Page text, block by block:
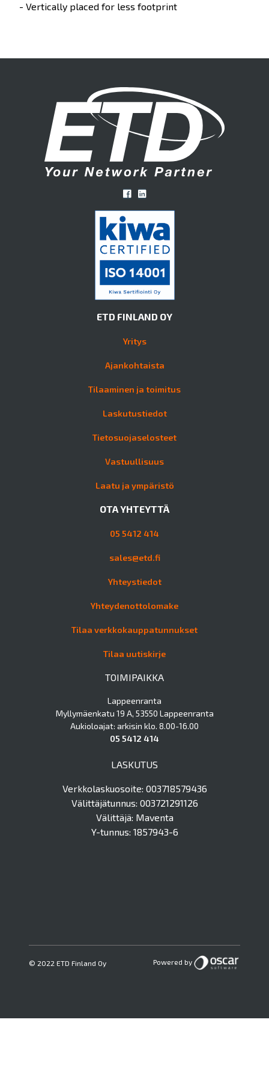
- Vertically placed for less footprint
ETD FINLAND OY
Yritys
Ajankohtaista
Tilaaminen ja toimitus
Laskutustiedot
Tietosuojaselosteet
Vastuullisuus
Laatu ja ympäristö
OTA YHTEYTTÄ
05 5412 414
sales@etd.fi
Yhteystiedot
Yhteydenottolomake
Tilaa verkkokauppatunnukset
Tilaa uutiskirje
TOIMIPAIKKA
Lappeenranta
Myllymäenkatu 19 A, 53550 Lappeenranta
Aukioloajat: arkisin klo. 8.00-16.00
05 5412 414
LASKUTUS
Verkkolaskuosoite: 003718579436
Välittäjätunnus: 003721291126
Välittäjä: Maventa
Y-tunnus: 1857943-6
© 2022 ETD Finland Oy Powered by